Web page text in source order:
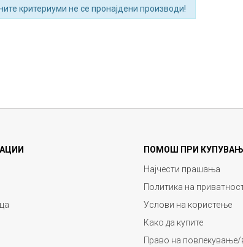
критериуми не се пронајдени производи!
ПОМОШ ПРИ
Најчести прашања
Политика на
Услови на користење
Како да купите
Право на